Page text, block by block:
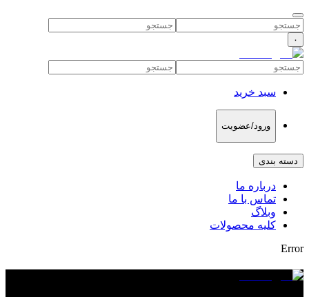
۰
سبد خرید
ورود/عضویت
دسته بندی
درباره ما
تماس با ما
وبلاگ
کلیه محصولات
Error